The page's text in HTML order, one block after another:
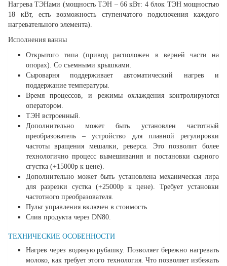
Нагрева ТЭНами (мощность ТЭН – 66 кВт: 4 блок ТЭН мощностью
18 кВт, есть возможность ступенчатого подключения каждого
нагревательного элемента).
Исполнения ванны
Открытого типа (привод расположен в верней части на
опорах). Со съемными крышками.
Сыроварня поддерживает автоматический нагрев и
поддержание температуры.
Время процессов, и режимы охлаждения контролируются
оператором.
ТЭН встроенный.
Дополнительно может быть установлен частотный
преобразователь – устройство для плавной регулировки
частоты вращения мешалки, реверса. Это позволит более
технологично процесс вымешивания и постановки сырного
сгустка (+15000р к цене).
Дополнительно может быть установлена механическая лира
для разрезки сустка (+25000р к цене). Требует установки
частотного преобразователя.
Пульт управления включен в стоимость.
Слив продукта через DN80.
ТЕХНИЧЕСКИЕ ОСОБЕННОСТИ
Нагрев через водяную рубашку. Позволяет бережно нагревать
молоко, как требует этого технология. Что позволяет избежать